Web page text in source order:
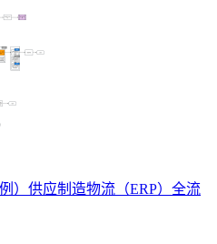
）供应制造物流（ERP）全流